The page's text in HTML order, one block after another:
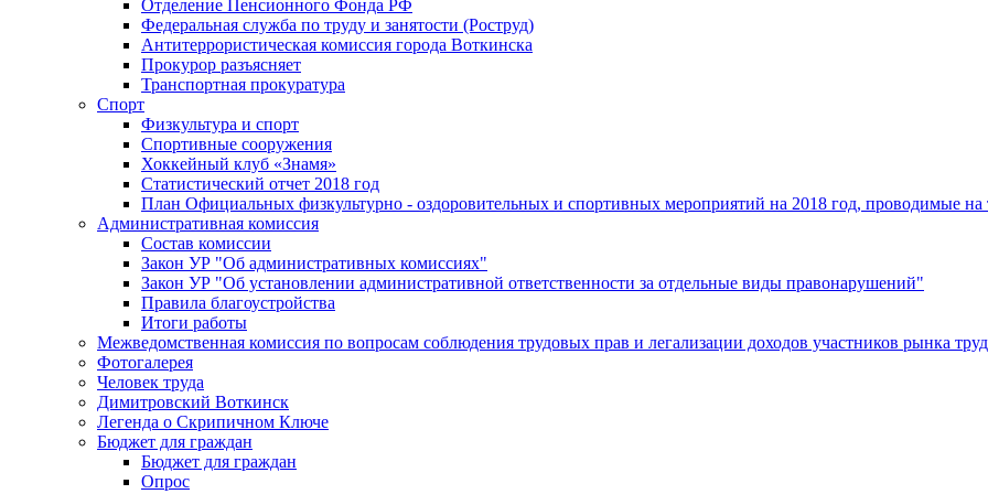
Отделение Пенсионного Фонда РФ
Федеральная служба по труду и занятости (Роструд)
Антитеррористическая комиссия города Воткинска
Прокурор разъясняет
Транспортная прокуратура
Спорт
Физкультура и спорт
Спортивные сооружения
Хоккейный клуб «Знамя»
Статистический отчет 2018 год
План Официальных физкультурно - оздоровительных и спортивных мероприятий на 2018 год, проводимые
Административная комиссия
Состав комиссии
Закон УР "Об административных комиссиях"
Закон УР "Об установлении административной ответственности за отдельные виды правонарушений"
Правила благоустройства
Итоги работы
Межведомственная комиссия по вопросам соблюдения трудовых прав и легализации доходов участников рынка
Фотогалерея
Человек труда
Димитровский Воткинск
Легенда о Скрипичном Ключе
Бюджет для граждан
Бюджет для граждан
Опрос